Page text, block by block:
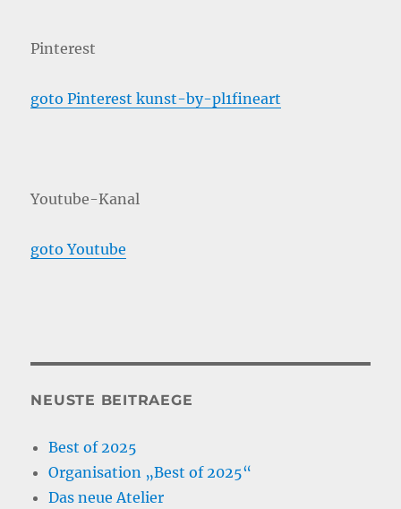
Pinterest
goto Pinterest kunst-by-pl1fineart
Youtube-Kanal
goto Youtube
NEUSTE BEITRAEGE
Best of 2025
Organisation „Best of 2025“
Das neue Atelier